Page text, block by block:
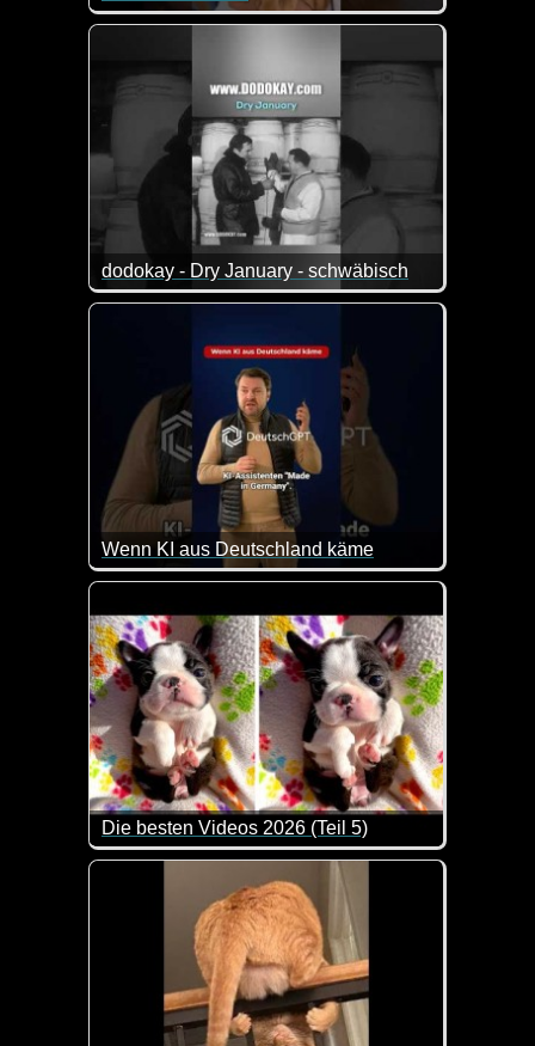
Wenn Tiere sprechen könnten, dann wären das
dodokay - Dry January - schwäbisch
Na dann ist doch eine tolle Lösung gefunden :-)
Wenn KI aus Deutschland käme
So in etwa könnte man sich DeutschGPT
Die besten Videos 2026 (Teil 5)
Eine tolle Zusammenstellung von lustigen